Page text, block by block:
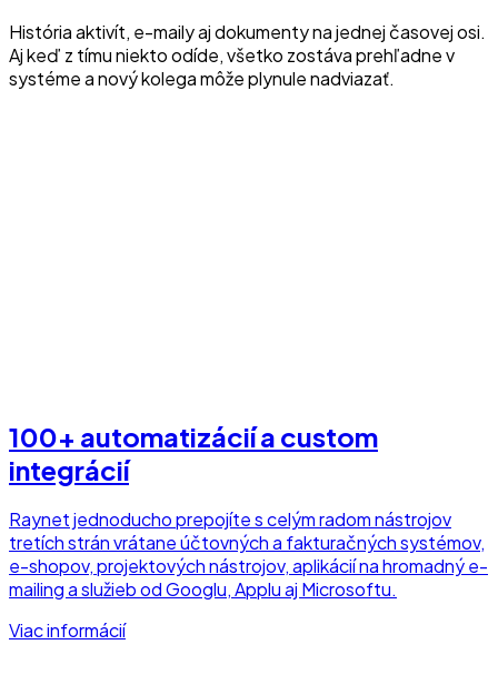
História aktivít, e-maily aj dokumenty na jednej časovej osi.
Aj keď z tímu niekto odíde, všetko zostáva prehľadne v
systéme a nový kolega môže plynule nadviazať.
100+ automatizácií a custom
integrácií
Raynet jednoducho prepojíte s celým radom nástrojov
tretích strán vrátane účtovných a fakturačných systémov,
e-shopov, projektových nástrojov, aplikácií na hromadný e-
mailing a služieb od Googlu, Applu aj Microsoftu.
Viac informácií